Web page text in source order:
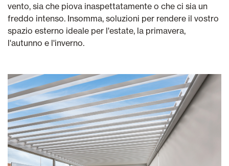
vento, sia che piova inaspettatamente o che ci sia un
freddo intenso. Insomma, soluzioni per rendere il vostro
spazio esterno ideale per l'estate, la primavera,
l'autunno e l'inverno.